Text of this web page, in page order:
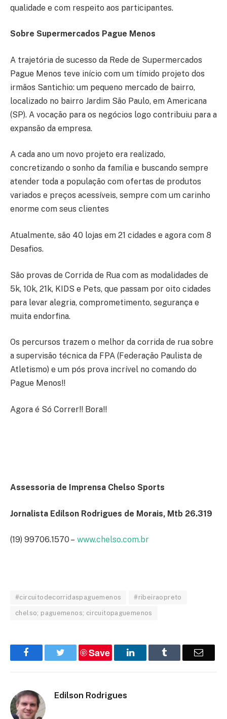
qualidade e com respeito aos participantes.
Sobre Supermercados Pague Menos
A trajetória de sucesso da Rede de Supermercados
Pague Menos teve início com um tímido projeto dos
irmãos Santichio: um pequeno mercado de bairro,
localizado no bairro Jardim São Paulo, em Americana
(SP). A vocação para os negócios logo contribuiu para a
expansão da empresa.
A cada ano um novo projeto era realizado,
concretizando o sonho da família e buscando sempre
atender toda a população com ofertas de produtos
variados e preços acessíveis, sempre com um carinho
enorme com seus clientes
Atualmente, são 40 lojas em 21 cidades e agora com 8
Desafios.
São provas de Corrida de Rua com as modalidades de
5k, 10k, 21k, KIDS e Pets, que passam por oito cidades
para levar alegria, comprometimento, segurança e
muita endorfina.
Os percursos trazem o melhor da corrida de rua sobre
a supervisão técnica da FPA (Federação Paulista de
Atletismo) e um pós prova incrível no comando do
Pague Menos!!
Agora é Só Correr!! Bora!!
Assessoria de Imprensa Chelso Sports
Jornalista Edilson Rodrigues de Morais, Mtb 26.319
(19) 99706.1570 – www.chelso.com.br
#circuitodecorridaspaguemenos #ribeiraopreto
chelso; paguemenos; circuitopaguemenos
FacebookTwitterSave LinkedIn Email
Edilson Rodrigues